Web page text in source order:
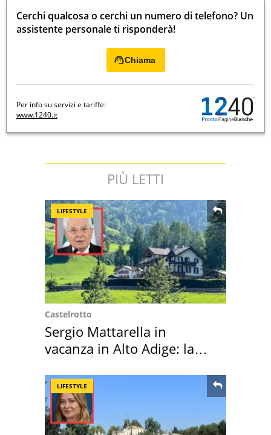
Cerchi qualcosa o cerchi un numero di telefono? Un
assistente personale ti risponderà!
Chiama
Per info su servizi e tariffe:
www.1240.it
PIÙ LETTI
LIFESTYLE
Castelrotto
Sergio Mattarella in
vacanza in Alto Adige: la
LIFESTYLE